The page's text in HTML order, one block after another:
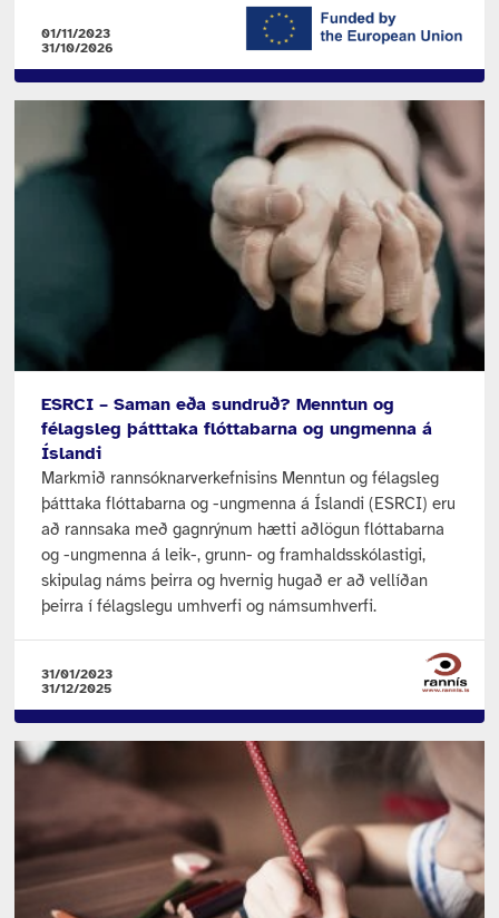
01/11/2023
31/10/2026
ESRCI – Saman eða sundruð? Menntun og
félagsleg þátttaka flóttabarna og ungmenna á
Íslandi
Markmið rannsóknarverkefnisins Menntun og félagsleg
þátttaka flóttabarna og -ungmenna á Íslandi (ESRCI) eru
að rannsaka með gagnrýnum hætti aðlögun flóttabarna
og -ungmenna á leik-, grunn- og framhaldsskólastigi,
skipulag náms þeirra og hvernig hugað er að vellíðan
þeirra í félagslegu umhverfi og námsumhverfi.
31/01/2023
31/12/2025